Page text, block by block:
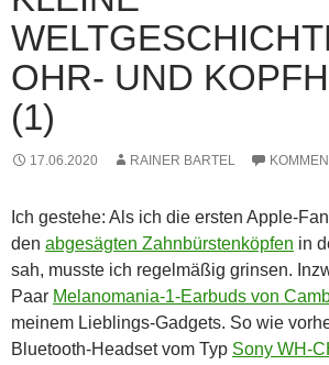
OHR- UND
(1)
17.06.2020 RAINER BARTEL
Ich gestehe: Als ich die ersten Apple-
den abgesägten Zahnbürstenköpfen in
sah, musste ich regelmäßig grinsen.
Paar Melanomania-1-Earbuds von
meinem Lieblings-Gadgets. So wie
Bluetooth-Headset vom Typ Sony WH-